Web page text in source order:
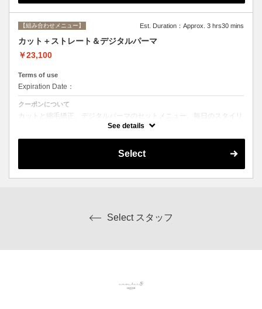
【組み合わせメニュー】 Est. Duration：Approx. 3 hrs30 mins
カット＋ストレート＆デジタルパーマ
￥23,100
Terms of use
Expiration Date：
クーポンについて
カットと縮毛矯正、デジタルパーマのセットメニュー。毎日のスタイリ
ングを楽にしたい方にオススメ☆ シャンプー、ブロー込み。ロング料
See details
Select
Select スタッフ